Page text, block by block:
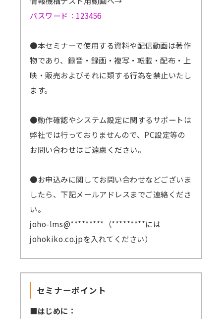
パスワード：123456
●本セミナーで使用する資料や配信動画は著作
物であり、録音・録画・複写・転載・配布・上
映・販売およびそれに類する行為を禁止いたし
ます。
●動作確認やシステム設定に関するサポートは
弊社では行っておりませんので、PC設定等の
お問い合わせはご遠慮ください。
●お申込みに関してお問い合わせなどございま
したら、下記メールアドレスまでご連絡くださ
い。
joho-lms@*********（*********には
johokiko.co.jpを入れてください）
セミナーポイント
■はじめに：